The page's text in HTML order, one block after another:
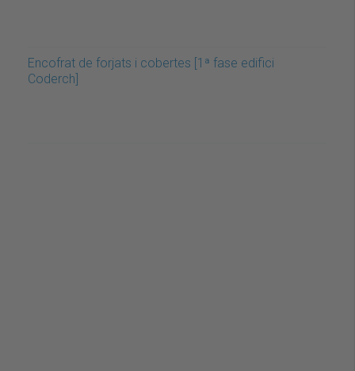
Encofrat de forjats i cobertes [1ª fase edifici
Coderch]